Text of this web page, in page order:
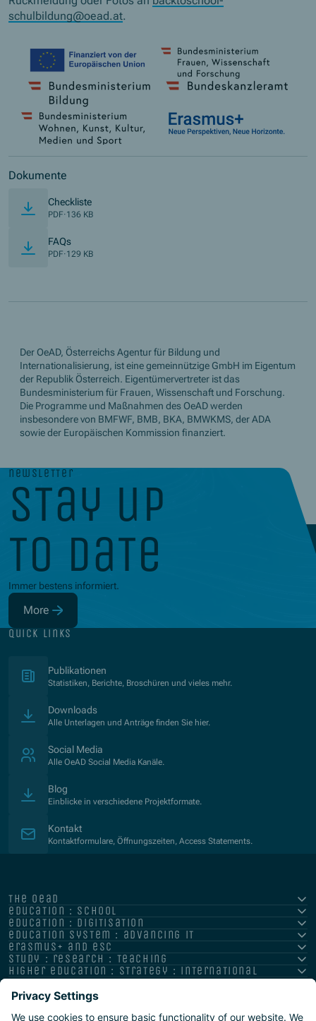
schulbildung@oead.at.
Dokumente
Checkliste
PDF·136 KB
FAQs
PDF·129 KB
Der OeAD, Österreichs Agentur für Bildung und
Internationalisierung, ist eine gemeinnützige GmbH im Eigentum
der Republik Österreich. Eigentümervertreter ist das
Bundesministerium für Frauen, Wissenschaft und Forschung.
Die Programme und Maßnahmen des OeAD werden
insbesondere von BMFWF, BMB, BKA, BMWKMS, der ADA
sowie der Europäischen Kommission finanziert.
newsletter
stay up
to date
Immer bestens informiert.
More
(Opens in new window)
quick links
Publikationen
Statistiken, Berichte, Broschüren und vieles mehr.
Downloads
Alle Unterlagen und Anträge finden Sie hier.
Social Media
Alle OeAD Social Media Kanäle.
Blog
Einblicke in verschiedene Projektformate.
Kontakt
Kontaktformulare, Öffnungszeiten, Access Statements.
the oead
education : school
education : digitisation
education system : advancing it
erasmus+ and esc
study : research : teaching
higher education : strategy : international